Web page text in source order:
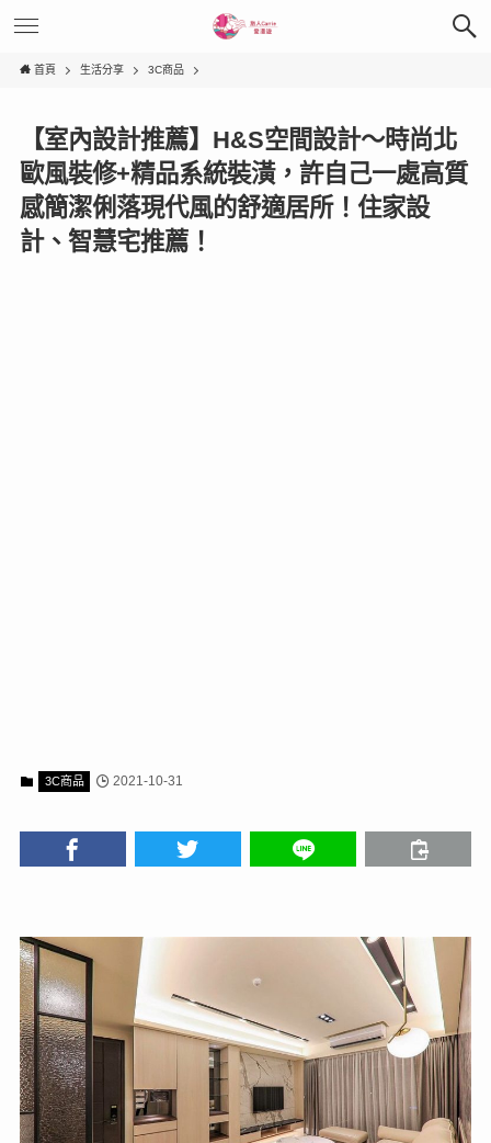
首頁 生活分享 3C商品
【室內設計推薦】H&S空間設計〜時尚北
歐風裝修+精品系統裝潢，許自己一處高質
感簡潔俐落現代風的舒適居所！住家設
計、智慧宅推薦！
3C商品 2021-10-31